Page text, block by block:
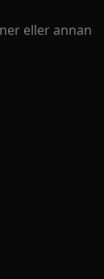
eller annan